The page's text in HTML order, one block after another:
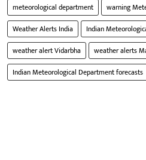
meteorological department
warning
Weather Alerts India
Indian
weather alert Vidarbha
weather alerts
Indian Meteorological Department forecasts